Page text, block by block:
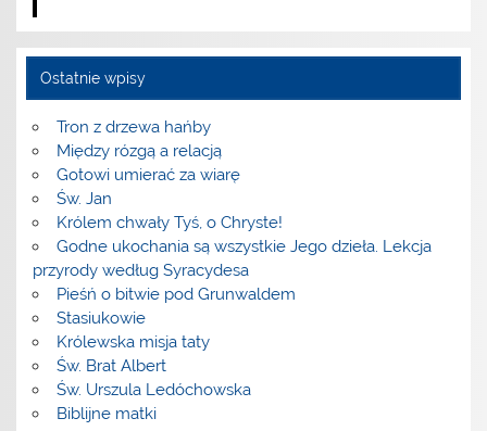
Ostatnie wpisy
Tron z drzewa hańby
Między rózgą a relacją
Gotowi umierać za wiarę
Św. Jan
Królem chwały Tyś, o Chryste!
Godne ukochania są wszystkie Jego dzieła. Lekcja
przyrody według Syracydesa
Pieśń o bitwie pod Grunwaldem
Stasiukowie
Królewska misja taty
Św. Brat Albert
Św. Urszula Ledóchowska
Biblijne matki